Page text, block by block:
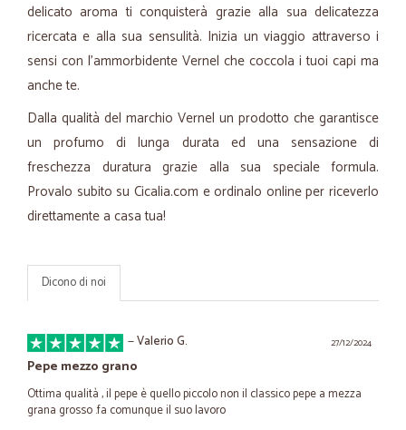
delicato aroma ti conquisterà grazie alla sua delicatezza
ricercata e alla sua sensulità. Inizia un viaggio attraverso i
sensi con l'ammorbidente Vernel che coccola i tuoi capi ma
anche te.
Dalla qualità del marchio Vernel un prodotto che garantisce
un profumo di lunga durata ed una sensazione di
freschezza duratura grazie alla sua speciale formula.
Provalo subito su Cicalia.com e ordinalo online per riceverlo
direttamente a casa tua!
Dicono di noi
27/12/2024
—Valerio G.
Pepe mezzo grano
Ottima qualità , il pepe è quello piccolo non il classico pepe a mezza
grana grosso .fa comunque il suo lavoro